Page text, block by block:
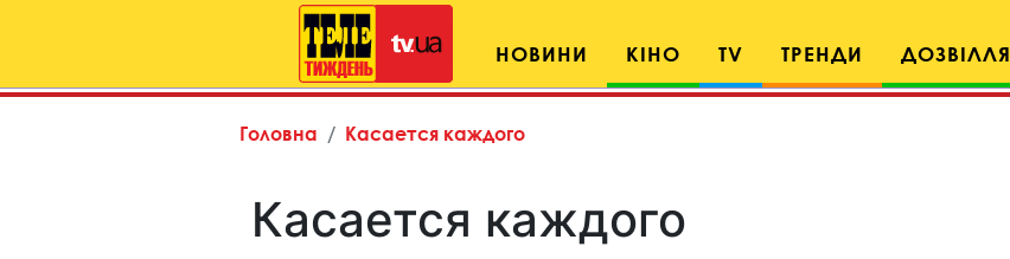
НОВИНИ КІНО TV ТРЕНДИ ДОЗВІЛЛЯ
Головна Касается каждого
Касается каждого